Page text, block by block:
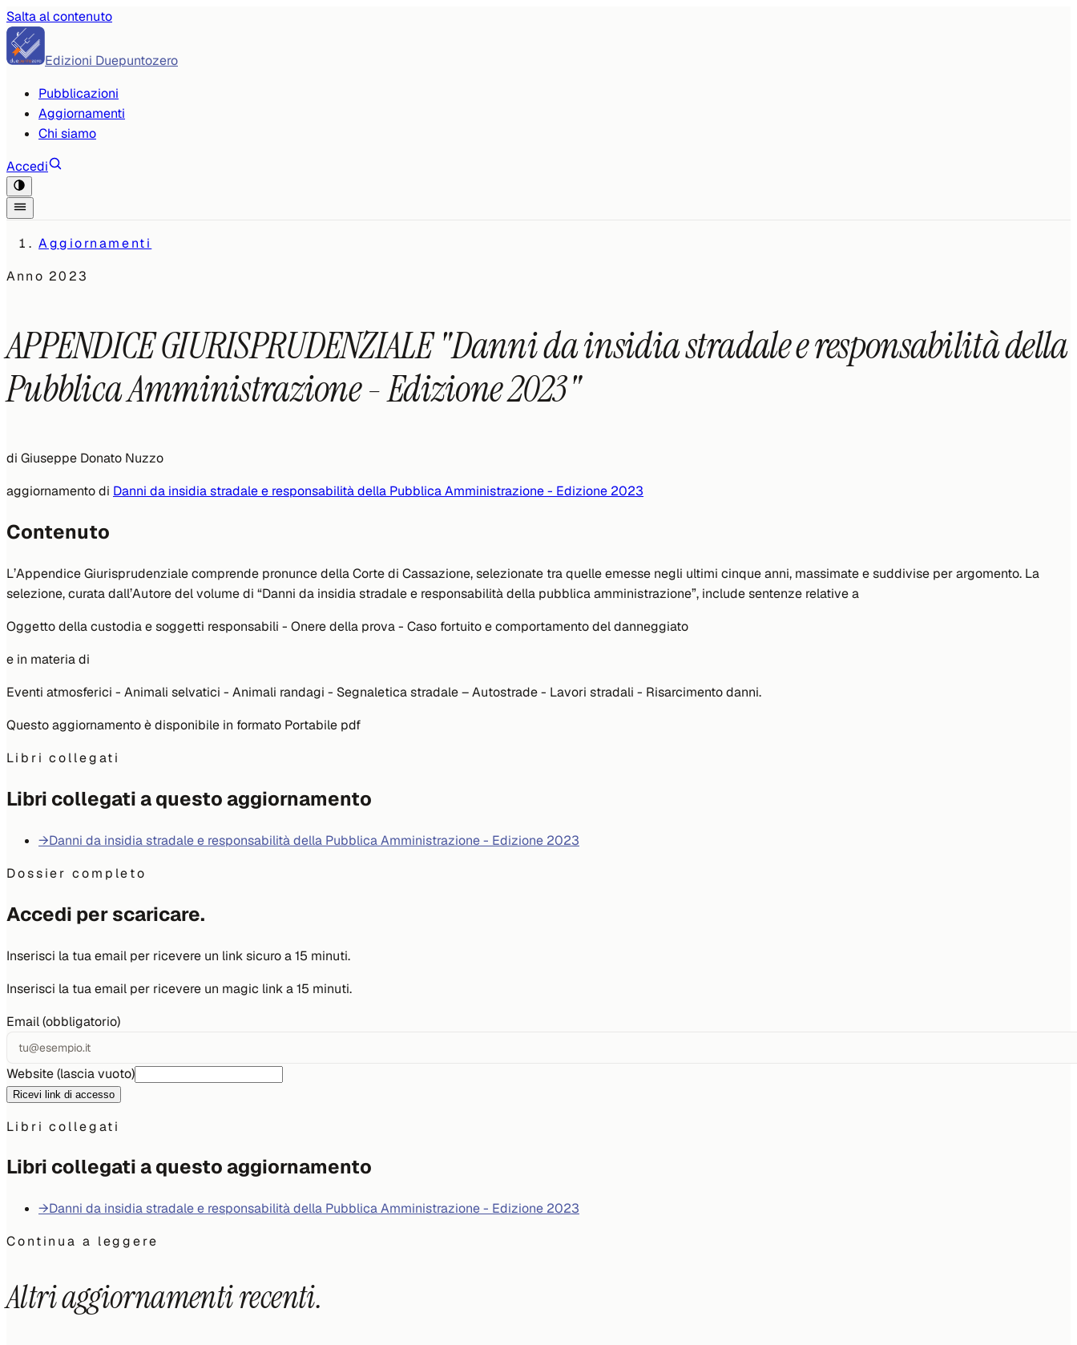
Salta al contenuto
Edizioni Duepuntozero
Pubblicazioni
Aggiornamenti
Chi siamo
Accedi
Aggiornamenti
Anno2023
APPENDICE GIURISPRUDENZIALE "Danni da insidia stradale e responsabilità della
Pubblica Amministrazione - Edizione 2023"
di Giuseppe Donato Nuzzo
aggiornamento di Danni da insidia stradale e responsabilità della Pubblica Amministrazione - Edizione 2023
Contenuto
L’Appendice Giurisprudenziale comprende pronunce della Corte di Cassazione, selezionate tra quelle emesse negli ultimi cinque anni, massimate e suddivise per argomento. La
selezione, curata dall’Autore del volume di “Danni da insidia stradale e responsabilità della pubblica amministrazione”, include sentenze relative a
Oggetto della custodia e soggetti responsabili - Onere della prova - Caso fortuito e comportamento del danneggiato
e in materia di
Eventi atmosferici - Animali selvatici - Animali randagi - Segnaletica stradale – Autostrade - Lavori stradali - Risarcimento danni.
Questo aggiornamento è disponibile in formato Portabile pdf
Libri collegati
Libri collegati a questo aggiornamento
→Danni da insidia stradale e responsabilità della Pubblica Amministrazione - Edizione 2023
Dossier completo
Accedi per scaricare.
Inserisci la tua email per ricevere un link sicuro a 15 minuti.
Inserisci la tua email per ricevere un magic link a 15 minuti.
Email (obbligatorio)
Website (lascia vuoto)
Ricevi link di accesso
Libri collegati
Libri collegati a questo aggiornamento
→Danni da insidia stradale e responsabilità della Pubblica Amministrazione - Edizione 2023
Continua a leggere
Altri aggiornamenti recenti.